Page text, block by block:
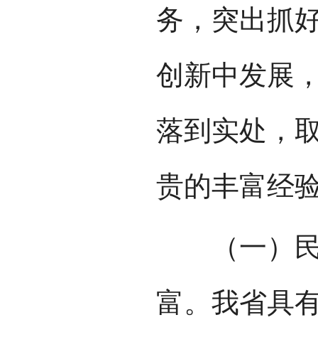
务，突出抓
创新中发展
落到实处，
贵的丰富经
（一）民
富。我省具